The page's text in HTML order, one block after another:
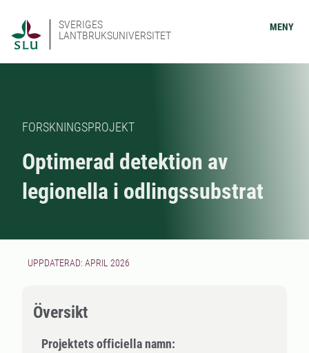
SVERIGES
LANTBRUKSUNIVERSITET
MENY
FORSKNINGSPROJEKT
Optimerad detektion av
legionella i odlingssubstrat
UPPDATERAD: APRIL 2026
Översikt
Projektets officiella namn: